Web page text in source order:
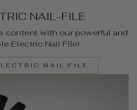
NAIL-FILE
content with our powerful and
Electric Nail File!
NAIL FILE